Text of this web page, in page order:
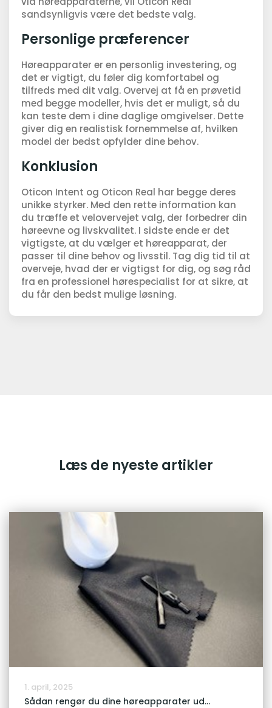
sandsynligvis være det bedste valg.
Personlige præferencer
Høreapparater er en personlig investering, og
det er vigtigt, du føler dig komfortabel og
tilfreds med dit valg. Overvej at få en prøvetid
med begge modeller, hvis det er muligt, så du
kan teste dem i dine daglige omgivelser. Dette
giver dig en realistisk fornemmelse af, hvilken
model der bedst opfylder dine behov.
Konklusion
Oticon Intent og Oticon Real har begge deres
unikke styrker. Med den rette information kan
du træffe et velovervejet valg, der forbedrer din
høreevne og livskvalitet. I sidste ende er det
vigtigste, at du vælger et høreapparat, der
passer til dine behov og livsstil. Tag dig tid til at
overveje, hvad der er vigtigst for dig, og søg råd
fra en professionel hørespecialist for at sikre, at
du får den bedst mulige løsning.
Læs de nyeste artikler
1. april, 2025
Sådan rengør du dine høreapparater ud...